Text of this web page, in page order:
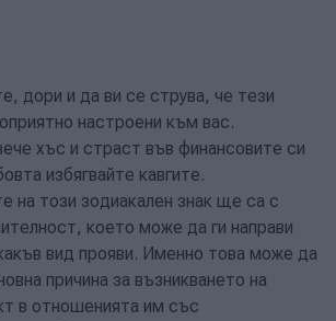
дори и да ви се струва, че тези
настроени към вас.
хъс и страст във финансовите си
избягвайте кавгите.
на този зодиакален знак ще са с
което може да ги направи
вид прояви. Именно това може да
причина за възникването на
в отношенията им със